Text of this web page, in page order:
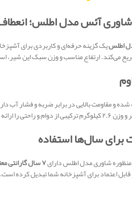
آئس مدل اطلس؛
اطلس
می‌کند. ارتفاع مناسب و وزن سبک این شیر،
و مقاومت بالایی در برابر ضربه و فشار
شاوری مدل اطلس دارای۷ سال گارانتی معتبر
اعتماد برای آشپزخانه شما تبدیل کرده است.